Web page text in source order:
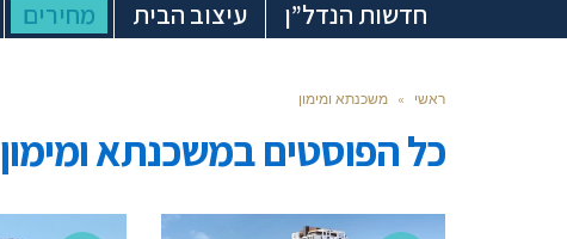
חדשות הנדל”ן עיצוב הבית מחירים
ראשי » משכנתא ומימון
כל הפוסטים במשכנתא ומימון